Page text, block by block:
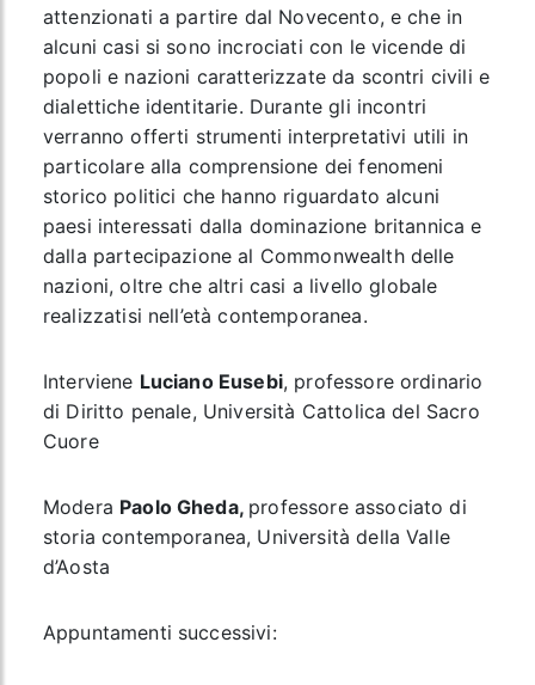
attenzionati a partire dal Novecento, e che in
alcuni casi si sono incrociati con le vicende di
popoli e nazioni caratterizzate da scontri civili e
dialettiche identitarie. Durante gli incontri
verranno offerti strumenti interpretativi utili in
particolare alla comprensione dei fenomeni
storico politici che hanno riguardato alcuni
paesi interessati dalla dominazione britannica e
dalla partecipazione al Commonwealth delle
nazioni, oltre che altri casi a livello globale
realizzatisi nell’età contemporanea.
Interviene Luciano Eusebi, professore ordinario
di Diritto penale, Università Cattolica del Sacro
Cuore
Modera Paolo Gheda, professore associato di
storia contemporanea, Università della Valle
d’Aosta
Appuntamenti successivi: